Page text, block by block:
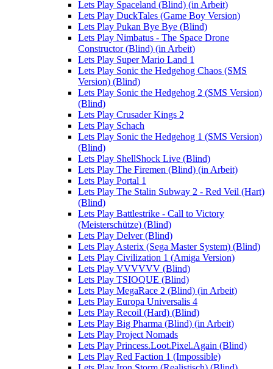
Lets Play Spaceland (Blind) (in Arbeit)
Lets Play DuckTales (Game Boy Version)
Lets Play Pukan Bye Bye (Blind)
Lets Play Nimbatus - The Space Drone
Constructor (Blind) (in Arbeit)
Lets Play Super Mario Land 1
Lets Play Sonic the Hedgehog Chaos (SMS
Version) (Blind)
Lets Play Sonic the Hedgehog 2 (SMS Version)
(Blind)
Lets Play Crusader Kings 2
Lets Play Schach
Lets Play Sonic the Hedgehog 1 (SMS Version)
(Blind)
Lets Play ShellShock Live (Blind)
Lets Play The Firemen (Blind) (in Arbeit)
Lets Play Portal 1
Lets Play The Stalin Subway 2 - Red Veil (Hart)
(Blind)
Lets Play Battlestrike - Call to Victory
(Meisterschütze) (Blind)
Lets Play Delver (Blind)
Lets Play Asterix (Sega Master System) (Blind)
Lets Play Civilization 1 (Amiga Version)
Lets Play VVVVVV (Blind)
Lets Play TSIOQUE (Blind)
Lets Play MegaRace 2 (Blind) (in Arbeit)
Lets Play Europa Universalis 4
Lets Play Recoil (Hard) (Blind)
Lets Play Big Pharma (Blind) (in Arbeit)
Lets Play Project Nomads
Lets Play Princess.Loot.Pixel.Again (Blind)
Lets Play Red Faction 1 (Impossible)